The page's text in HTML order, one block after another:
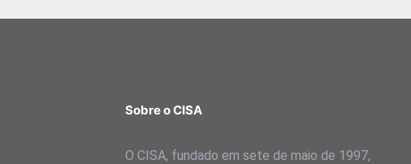
Sobre o CISA
O CISA, fundado em sete de maio de 1997,